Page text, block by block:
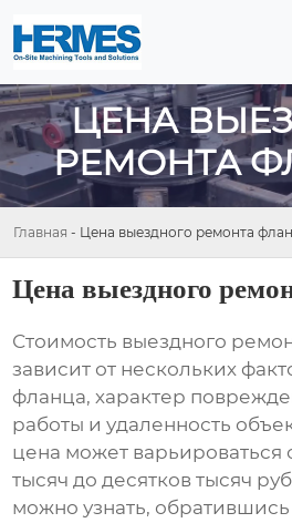
ЦЕНА
РЕМОНТА
Главная - Цена выездного ремонта
Цена выездного
Стоимость выездного
зависит от нескольких
фланца, характер
работы и удаленность
цена может варьироваться
тысяч до десятков тысяч
можно узнать, обратившись